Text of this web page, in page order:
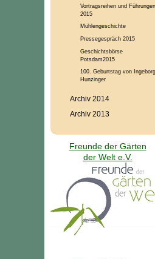
Vortragsreihen und Führungen
2015
Mühlengeschichte
Pressegespräch 2015
Geschichtsbörse
Potsdam2015
100. Geburtstag von Ingeborg
Hunzinger
Archiv 2014
Archiv 2013
Freunde der Gärten
der Welt e.V.